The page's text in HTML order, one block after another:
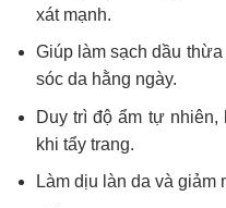
xát mạnh.
Giúp làm sạch dầu
sóc da hằng ngày.
Duy trì độ ẩm tự nhiên,
khi tẩy trang.
Làm dịu làn da và giảm